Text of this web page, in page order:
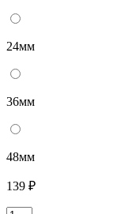
24мм
36мм
48мм
139 ₽